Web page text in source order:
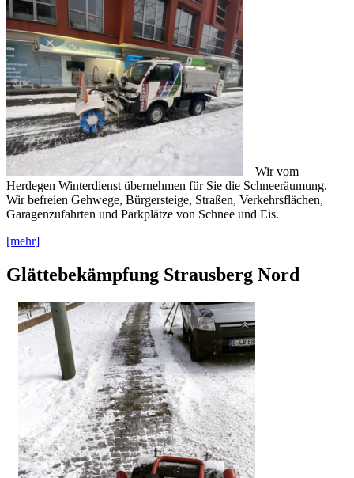
Wir vom
Herdegen Winterdienst übernehmen für Sie die Schneeräumung.
Wir befreien Gehwege, Bürgersteige, Straßen, Verkehrsflächen,
Garagenzufahrten und Parkplätze von Schnee und Eis.
[mehr]
Glättebekämpfung Strausberg Nord